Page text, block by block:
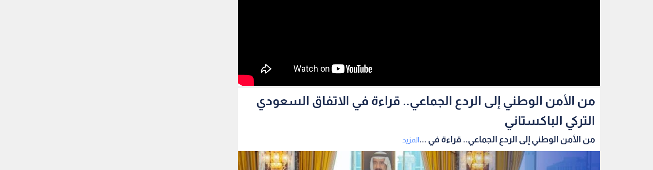
من الأمن الوطني إلى الردع الجماعي.. قراءة في الاتفاق السعودي
التركي الباكستاني
من الأمن الوطني إلى الردع الجماعي.. قراءة في ...المزيد